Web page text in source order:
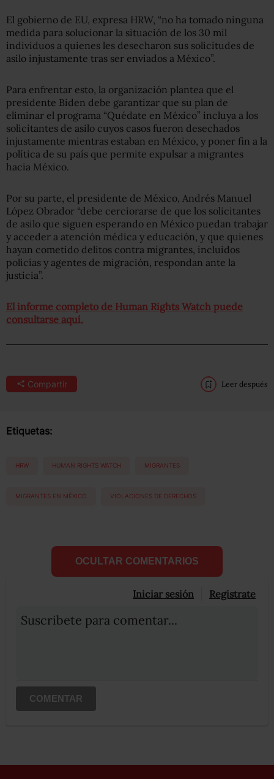
El gobierno de EU, expresa HRW, “no ha tomado ninguna
medida para solucionar la situación de los 30 mil
individuos a quienes les desecharon sus solicitudes de
asilo injustamente tras ser enviados a México”.
Para enfrentar esto, la organización plantea que el
presidente Biden debe garantizar que su plan de
eliminar el programa “Quédate en México” incluya a los
solicitantes de asilo cuyos casos fueron desechados
injustamente mientras estaban en México, y poner fin a la
política de su país que permite expulsar a migrantes
hacia México.
Por su parte, el presidente de México, Andrés Manuel
López Obrador “debe cerciorarse de que los solicitantes
de asilo que siguen esperando en México puedan trabajar
y acceder a atención médica y educación, y que quienes
hayan cometido delitos contra migrantes, incluidos
policías y agentes de migración, respondan ante la
justicia”.
El informe completo de Human Rights Watch puede
consultarse aquí.
Compartir Leer después
Etiquetas:
HRW HUMAN RIGHTS WATCH MIGRANTES
MIGRANTES EN MÉXICO VIOLACIONES DE DERECHOS
OCULTAR COMENTARIOS
Iniciar sesión Registrate
Suscribete para comentar...
COMENTAR